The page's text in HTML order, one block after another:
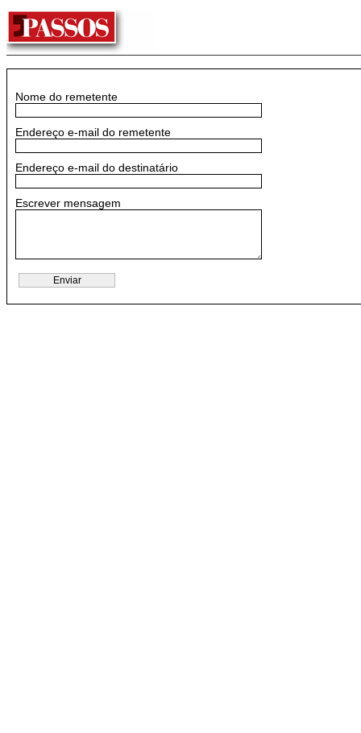
Nome do remetente
Endereço e-mail do remetente
Endereço e-mail do destinatário
Escrever mensagem